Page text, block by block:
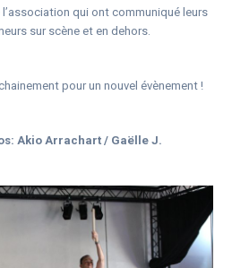
qui ont communiqué leurs
sur scène et en dehors.
pour un nouvel évènement !
Akio Arrachart / Gaëlle J.